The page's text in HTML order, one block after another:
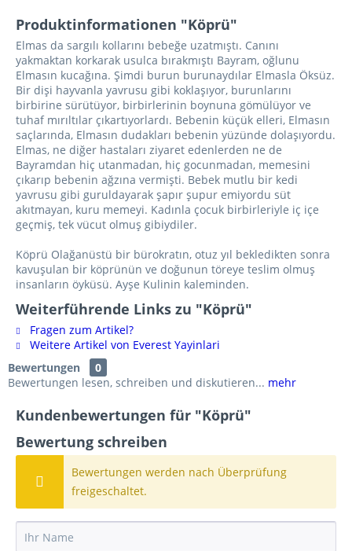
Produktinformationen "Köprü"
Elmas da sargılı kollarını bebeğe uzatmıştı. Canını
yakmaktan korkarak usulca bırakmıştı Bayram, oğlunu
Elmasın kucağına. Şimdi burun burunaydılar Elmasla Öksüz.
Bir dişi hayvanla yavrusu gibi koklaşıyor, burunlarını
birbirine sürütüyor, birbirlerinin boynuna gömülüyor ve
tuhaf mırıltılar çıkartıyorlardı. Bebenin küçük elleri, Elmasın
saçlarında, Elmasın dudakları bebenin yüzünde dolaşıyordu.
Elmas, ne diğer hastaları ziyaret edenlerden ne de
Bayramdan hiç utanmadan, hiç gocunmadan, memesini
çıkarıp bebenin ağzına vermişti. Bebek mutlu bir kedi
yavrusu gibi guruldayarak şapır şupur emiyordu süt
akıtmayan, kuru memeyi. Kadınla çocuk birbirleriyle iç içe
geçmiş, tek vücut olmuş gibiydiler.
Köprü Olağanüstü bir bürokratın, otuz yıl bekledikten sonra
kavuşulan bir köprünün ve doğunun töreye teslim olmuş
insanların öyküsü. Ayşe Kulinin kaleminden.
Weiterführende Links zu "Köprü"
Fragen zum Artikel?
Weitere Artikel von Everest Yayinlari
Bewertungen
0
Bewertungen lesen, schreiben und diskutieren... mehr
Kundenbewertungen für "Köprü"
Bewertung schreiben
Bewertungen werden nach Überprüfung
freigeschaltet.